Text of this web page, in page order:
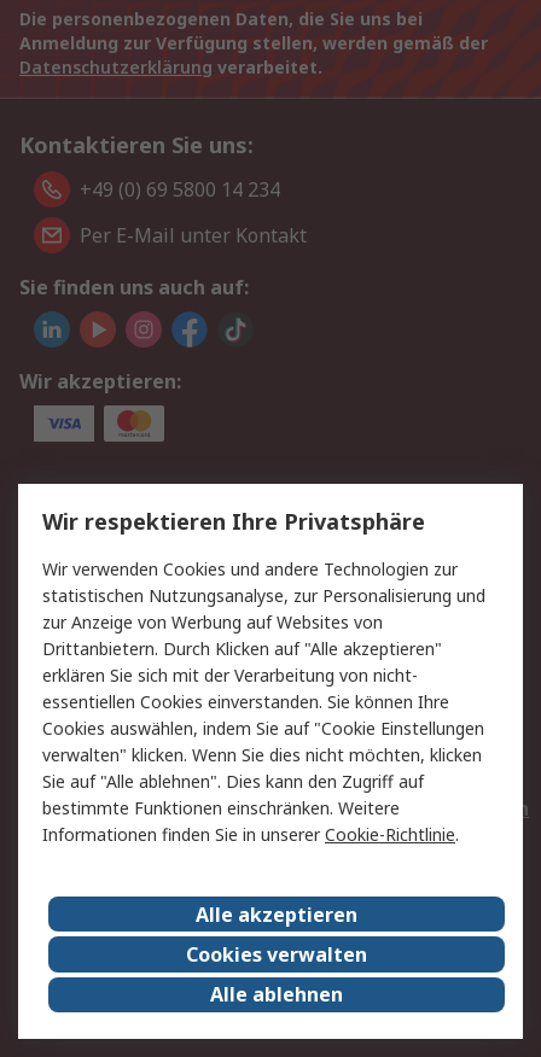
Die personenbezogenen Daten, die Sie uns bei
Anmeldung zur Verfügung stellen, werden gemäß der
Datenschutzerklärung verarbeitet.
Kontaktieren Sie uns:
+49 (0) 69 5800 14 234
Per E-Mail unter Kontakt
Sie finden uns auch auf:
Wir akzeptieren:
Service
Value Added Services
Lieferlösungen
Rücksendungen
Kontakt
Hilfe
Privatkunden
Rechtliches
AGB
Datenschutz
Cookie-Richtlinie
Zahlungsbedingungen
Copyright/Impressum
Entsorgung
Elektrogeräte/Batterien
RS weltweit
Karriere bei RS
Nachhaltigkeit
Qualität/Umwelt/ZertifikatePresse-Center
Event-Center
Wir respektieren Ihre Privatsphäre
Wir verwenden Cookies und andere Technologien zur
statistischen Nutzungsanalyse, zur Personalisierung und
zur Anzeige von Werbung auf Websites von
Drittanbietern. Durch Klicken auf "Alle akzeptieren"
erklären Sie sich mit der Verarbeitung von nicht-
essentiellen Cookies einverstanden. Sie können Ihre
Cookies auswählen, indem Sie auf "Cookie Einstellungen
verwalten" klicken. Wenn Sie dies nicht möchten, klicken
Sie auf "Alle ablehnen". Dies kann den Zugriff auf
bestimmte Funktionen einschränken. Weitere
Informationen finden Sie in unsererCookie-Richtlinie.
Alle akzeptieren
Cookies verwalten
Alle ablehnen